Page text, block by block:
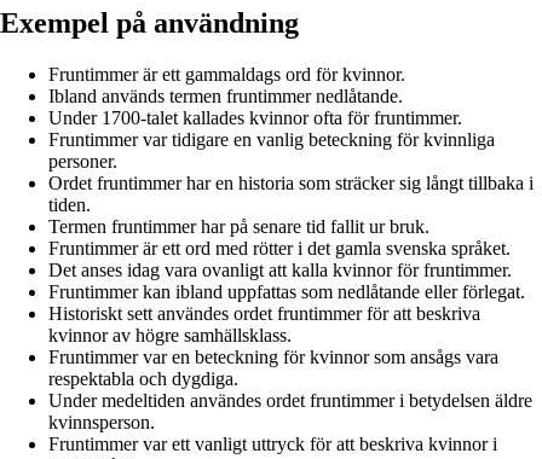
Exempel på användning
Fruntimmer är ett gammaldags ord för kvinnor.
Ibland används termen fruntimmer nedlåtande.
Under 1700-talet kallades kvinnor ofta för fruntimmer.
Fruntimmer var tidigare en vanlig beteckning för kvinnliga
personer.
Ordet fruntimmer har en historia som sträcker sig långt tillbaka i
tiden.
Termen fruntimmer har på senare tid fallit ur bruk.
Fruntimmer är ett ord med rötter i det gamla svenska språket.
Det anses idag vara ovanligt att kalla kvinnor för fruntimmer.
Fruntimmer kan ibland uppfattas som nedlåtande eller förlegat.
Historiskt sett användes ordet fruntimmer för att beskriva
kvinnor av högre samhällsklass.
Fruntimmer var en beteckning för kvinnor som ansågs vara
respektabla och dygdiga.
Under medeltiden användes ordet fruntimmer i betydelsen äldre
kvinnsperson.
Fruntimmer var ett vanligt uttryck för att beskriva kvinnor i